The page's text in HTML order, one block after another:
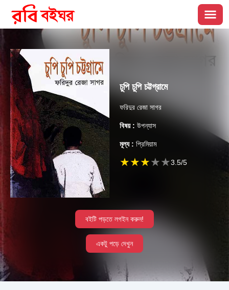
চুপি চুপি চট্টগ্রামে
ফরিদুর রেজা সাগর
বিষয় : উপন্যাস
মূল্য : প্রিমিয়াম
★★★★★3.5/5
বইটি পড়তে লগইন করুন!
একটু পড়ে দেখুন